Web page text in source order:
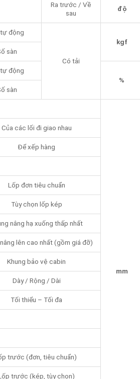
Ra trước / Về
sau
độ
động
Có tải
kgf
sàn
động
%
sàn
mm
Của các lối đi giao nhau
Để xếp hàng
Lốp đơn tiêu chuẩn
Tùy chọn lốp kép
nâng hạ xuống thấp nhất
lên cao nhất (gồm giá đỡ)
Khung bảo vệ cabin
Dày / Rộng / Dài
Tối thiểu – Tối đa
trước (đơn, tiêu chuẩn)
trước (kép, tùy chọn)